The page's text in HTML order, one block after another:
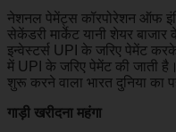
नेशनल पेमेंट्स कॉरपोरेशन ऑफ
सेकेंडरी मार्केट यानी शेयर
इन्वेस्टर्स UPI के जरिए पेमेंट
में UPI के जरिए पेमेंट की जाती
शुरू करने वाला भारत दुनिया का
​गाड़ी खरीदना महंगा